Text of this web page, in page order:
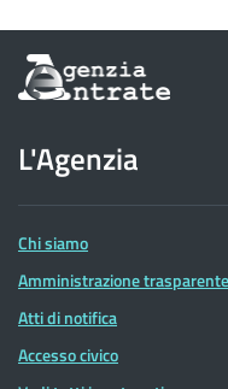
Informazioni
sul
dell'Agenzia
delle
Entrate
L'Agenzia
Chi siamo
Amministrazione trasparente
Atti di notifica
Accesso civico